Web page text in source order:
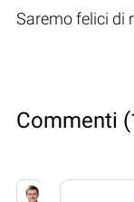
Saremo felici di
Commenti